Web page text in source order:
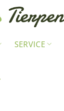
SERVICE